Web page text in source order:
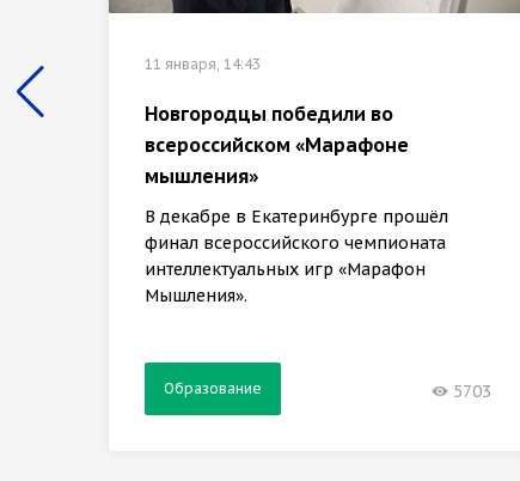
11 января, 14:43
Новгородцы победили во
всероссийском «Марафоне
мышления»
В декабре в Екатеринбурге прошёл
финал всероссийского чемпионата
интеллектуальных игр «Марафон
Мышления».
Образование 5703